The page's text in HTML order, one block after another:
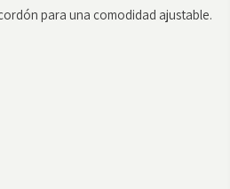
para una comodidad ajustable.